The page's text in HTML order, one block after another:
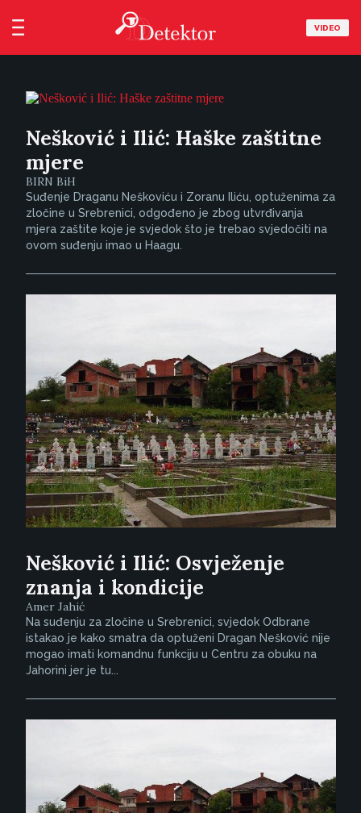
VIDEO
Nešković i Ilić: Haške zaštitne
mjere
BIRN BiH
Suđenje Draganu Neškoviću i Zoranu Iliću, optuženima za
zločine u Srebrenici, odgođeno je zbog utvrđivanja
mjera zaštite koje je svjedok što je trebao svjedočiti na
ovom suđenju imao u Haagu.
Nešković i Ilić: Osvježenje
znanja i kondicije
Amer Jahić
Na suđenju za zločine u Srebrenici, svjedok Odbrane
istakao je kako smatra da optuženi Dragan Nešković nije
mogao imati komandnu funkciju u Centru za obuku na
Jahorini jer je tu...